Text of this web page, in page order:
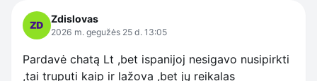
Zdislovas
2026 m. gegužės 25 d. 13:05
Pardavė chatą Lt ,bet ispanijoj nesigavo nusipirkti
,tai truputi kaip ir lažova ,bet jų reikalas